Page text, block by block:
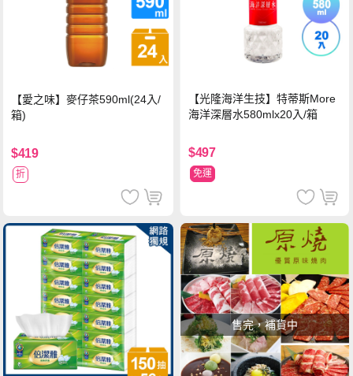
【愛之味】麥仔茶590ml(24入/
箱)
$419
折
【光隆海洋生技】特蒂斯More
海洋深層水580mlx20入/箱
$497
免運
售完，補貨中